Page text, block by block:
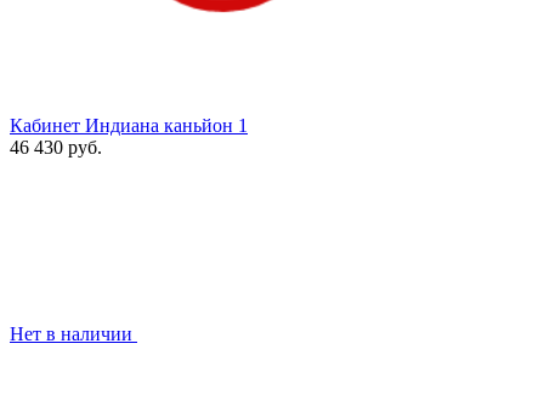
Кабинет Индиана каньйон 1
46 430 руб.
Нет в наличии